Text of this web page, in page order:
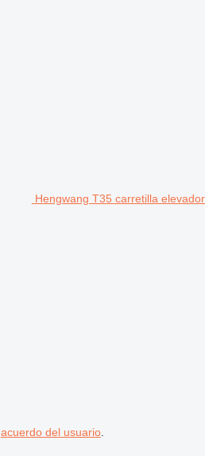
Hengwang T35 carretilla
acuerdo del usuario.